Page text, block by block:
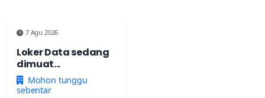
7 Agu 2026
Loker Data sedang
dimuat...
Mohon tunggu
sebentar